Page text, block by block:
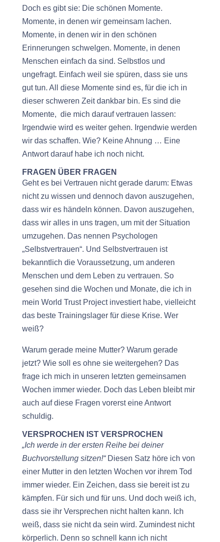
Doch es gibt sie: Die schönen Momente.
Momente, in denen wir gemeinsam lachen.
Momente, in denen wir in den schönen
Erinnerungen schwelgen. Momente, in denen
Menschen einfach da sind. Selbstlos und
ungefragt. Einfach weil sie spüren, dass sie uns
gut tun. All diese Momente sind es, für die ich in
dieser schweren Zeit dankbar bin. Es sind die
Momente, die mich darauf vertrauen lassen:
Irgendwie wird es weiter gehen. Irgendwie werden
wir das schaffen. Wie? Keine Ahnung … Eine
Antwort darauf habe ich noch nicht.
FRAGEN ÜBER FRAGEN
Geht es bei Vertrauen nicht gerade darum: Etwas
nicht zu wissen und dennoch davon auszugehen,
dass wir es händeln können. Davon auszugehen,
dass wir alles in uns tragen, um mit der Situation
umzugehen. Das nennen Psychologen
„Selbstvertrauen“. Und Selbstvertrauen ist
bekanntlich die Voraussetzung, um anderen
Menschen und dem Leben zu vertrauen. So
gesehen sind die Wochen und Monate, die ich in
mein World Trust Project investiert habe, vielleicht
das beste Trainingslager für diese Krise. Wer
weiß?
Warum gerade meine Mutter? Warum gerade
jetzt? Wie soll es ohne sie weitergehen? Das
frage ich mich in unseren letzten gemeinsamen
Wochen immer wieder. Doch das Leben bleibt mir
auch auf diese Fragen vorerst eine Antwort
schuldig.
VERSPROCHEN IST VERSPROCHEN
„Ich werde in der ersten Reihe bei deiner
Buchvorstellung sitzen!“Diesen Satz höre ich von
einer Mutter in den letzten Wochen vor ihrem Tod
immer wieder. Ein Zeichen, dass sie bereit ist zu
kämpfen. Für sich und für uns. Und doch weiß ich,
dass sie ihr Versprechen nicht halten kann. Ich
weiß, dass sie nicht da sein wird. Zumindest nicht
körperlich. Denn so schnell kann ich nicht